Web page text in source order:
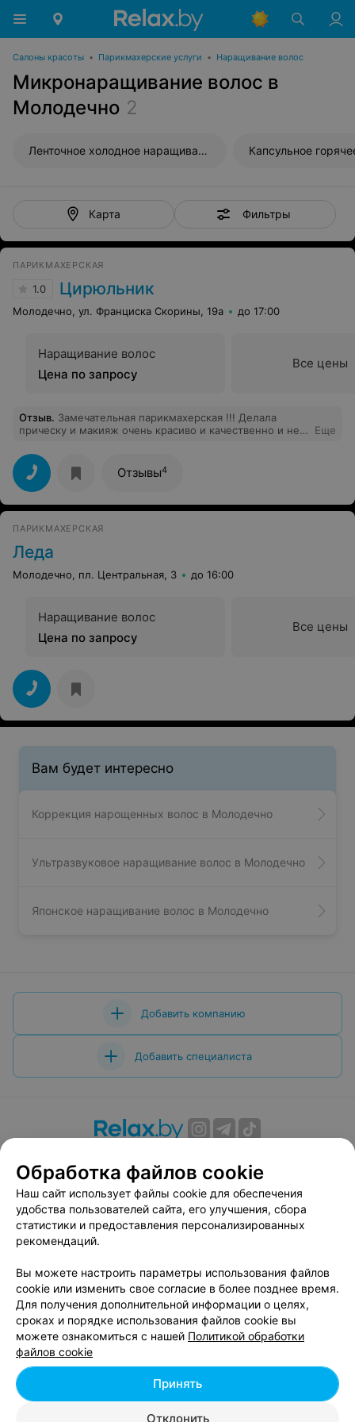
Салоны красоты • Парикмахерские услуги • Наращивание волос
Микронаращивание волос в
Молодечно 2
Ленточное холодное наращивание волос
Карта Фильтры
ПАРИКМАХЕРСКАЯ
1.0 Цирюльник
Молодечно, ул. Франциска Скорины, 19а до 17:00
Наращивание волос
Цена по запросу
Все цены
Отзыв. Замечательная парикмахерская !!! Делала
прическу и макияж очень красиво и качественно и не
Еще
Отзывы4
ПАРИКМАХЕРСКАЯ
Леда
Молодечно, пл. Центральная, 3 до 16:00
Наращивание волос
Цена по запросу
Все цены
Вам будет интересно
Коррекция нарощенных волос в Молодечно
Ультразвуковое наращивание волос в Молодечно
Японское наращивание волос в Молодечно
Добавить компанию
Добавить специалиста
Вакансии
Публичный договор
Способы оплаты
Публичный договор по использованию сервиса
«Афиша»
Пользовательское соглашение
Связаться по вопросам сотрудничества
Написать руководителю relax.by
Персональные настройки cookie
Обработка персональных данных
Обработка файлов cookie
Наш сайт использует файлы cookie для обеспечения
удобства пользователей сайта, его улучшения, сбора
статистики и предоставления персонализированных
рекомендаций.
Вы можете настроить параметры использования файлов
cookie или изменить свое согласие в более позднее время.
Для получения дополнительной информации о целях,
сроках и порядке использования файлов cookie вы
можете ознакомиться с нашей Политикой обработки
файлов cookie
Отклонить
Принять